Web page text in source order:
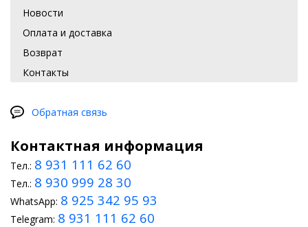
Новости
Оплата и доставка
Возврат
Контакты
Обратная связь
Контактная информация
Тел.: 8 931 111 62 60
Тел.: 8 930 999 28 30
WhatsApp: 8 925 342 95 93
Telegram: 8 931 111 62 60